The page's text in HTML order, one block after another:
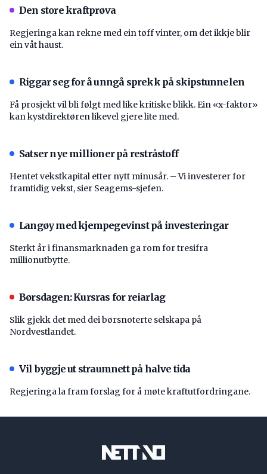
Den store kraftprøva
Regjeringa kan rekne med ein tøff vinter, om det ikkje blir
ein våt haust.
Riggar seg for å unngå sprekk på skipstunnelen
Få prosjekt vil bli følgt med like kritiske blikk. Ein «x-faktor»
kan kystdirektøren likevel gjere lite med.
Satser nye millioner på restråstoff
Hentet vekstkapital etter nytt minusår. – Vi investerer for
framtidig vekst, sier Seagems-sjefen.
Langøy med kjempegevinst på investeringar
Sterkt år i finansmarknaden ga rom for tresifra
millionutbytte.
Børsdagen: Kursras for reiarlag
Slik gjekk det med dei børsnoterte selskapa på
Nordvestlandet.
Vil byggje ut straumnett på halve tida
Regjeringa la fram forslag for å møte kraftutfordringane.